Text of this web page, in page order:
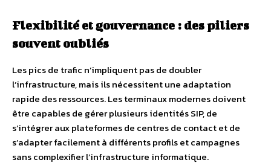
Flexibilité et gouvernance : des piliers
souvent oubliés
Les pics de trafic n’impliquent pas de doubler
l’infrastructure, mais ils nécessitent une adaptation
rapide des ressources. Les terminaux modernes doivent
être capables de gérer plusieurs identités SIP, de
s’intégrer aux plateformes de centres de contact et de
s’adapter facilement à différents profils et campagnes
sans complexifier l’infrastructure informatique.